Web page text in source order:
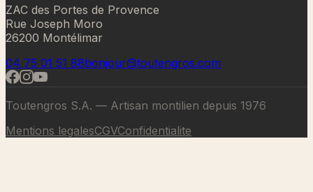
ZAC des Portes de Provence
Rue Joseph Moro
26200 Montélimar
04 75 01 51 88bonjour@toutengros.com
Toutengros S.A. — Artisan montilien depuis 1976
Mentions legalesCGVConfidentialite